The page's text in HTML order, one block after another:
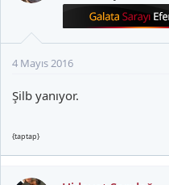
4 Mayıs 2016
Şilb yanıyor.
{taptap}